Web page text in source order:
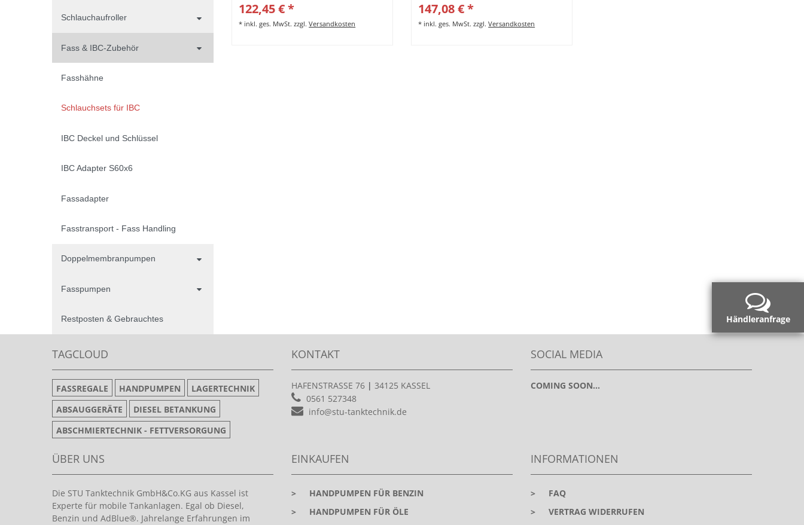
Händleranfrage
Schlauchaufroller
Fass & IBC-Zubehör
Fasshähne
Schlauchsets für IBC
IBC Deckel und Schlüssel
IBC Adapter S60x6
Fassadapter
Fasstransport - Fass Handling
Doppelmembranpumpen
Fasspumpen
Restposten & Gebrauchtes
122,45 € *
* inkl. ges. MwSt. zzgl.Versandkosten
147,08 € *
* inkl. ges. MwSt. zzgl.Versandkosten
TAGCLOUD
FASSREGALE HANDPUMPEN
LAGERTECHNIK
ABSAUGGERÄTE
DIESEL BETANKUNG
ABSCHMIERTECHNIK - FETTVERSORGUNG
KONTAKT
HAFENSTRASSE 76 | 34125 KASSEL
0561 527348
info@stu-tanktechnik.de
SOCIAL MEDIA
COMING SOON...
ÜBER UNS
Die STU Tanktechnik GmbH&Co.KG aus Kassel ist
Experte für mobile Tankanlagen. Egal ob Diesel,
Benzin und AdBlue®. Jahrelange Erfahrungen im
EINKAUFEN
>
HANDPUMPEN FÜR BENZIN
>
HANDPUMPEN FÜR ÖLE
INFORMATIONEN
>
FAQ
>
VERTRAG WIDERRUFEN